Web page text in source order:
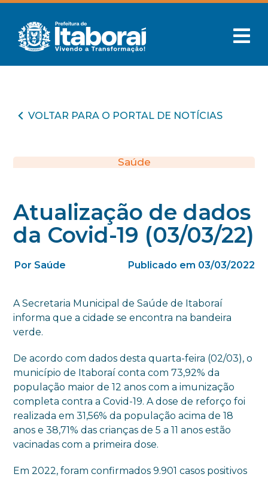
VOLTAR PARA O PORTAL DE NOTÍCIAS
Saúde
Atualização de dados
da Covid-19 (03/03/22)
Por Saúde Publicado em 03/03/2022
A Secretaria Municipal de Saúde de Itaboraí
informa que a cidade se encontra na bandeira
verde.
De acordo com dados desta quarta-feira (02/03), o
município de Itaboraí conta com 73,92% da
população maior de 12 anos com a imunização
completa contra a Covid-19. A dose de reforço foi
realizada em 31,56% da população acima de 18
anos e 38,71% das crianças de 5 a 11 anos estão
vacinadas com a primeira dose.
Em 2022, foram confirmados 9.901 casos positivos